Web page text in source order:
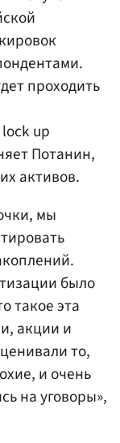
проходить
up
Потанин,
активов.
мы
было
такое эта
акции и
то,
и очень
на уговоры»,